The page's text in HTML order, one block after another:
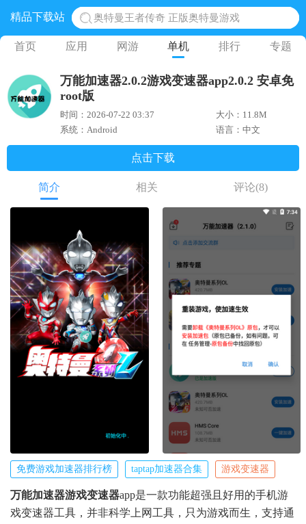
精品下载站
奥特曼王者传奇 正版奥特曼游戏
地铁跑酷体验服国际服 地铁跑酷体验服版本
网易光遇手游正版 点亮星空共庆周年
黎明觉醒生机腾讯正版 黎明觉醒生机国际服
首页 应用 网游 单机 排行 专题
万能加速器2.0.2游戏变速器app2.0.2 安卓免
root版
时间：2026-07-22 03:37
大小：11.8M
系统：Android
语言：中文
点击下载
简介 相关 评论(8)
免费游戏加速器排行榜 taptap加速器合集 游戏变速器
万能加速器游戏变速器app是一款功能超强且好用的手机游
戏变速器工具，并非科学上网工具，只为游戏而生，支持通